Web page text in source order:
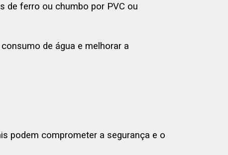
de ferro ou chumbo por PVC ou
de água e melhorar a
podem comprometer a segurança e o